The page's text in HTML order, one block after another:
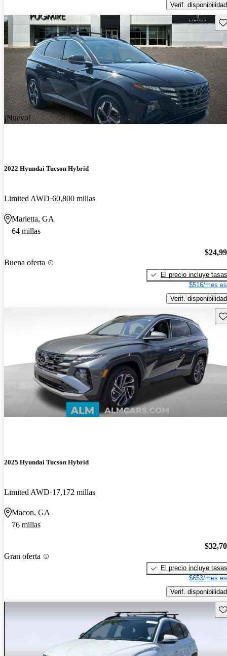
Verif. disponibilidad
¡Nuevo!
2022 Hyundai Tucson Hybrid
Limited AWD 60,800 millas
Marietta, GA
64 millas
Buena oferta
El precio incluye tasas
$516/mes
Verif. disponibilidad
2025 Hyundai Tucson Hybrid
Limited AWD 17,172 millas
Macon, GA
76 millas
Gran oferta
El precio incluye tasas
$653/mes
Verif. disponibilidad